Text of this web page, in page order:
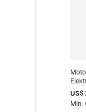
E-
Accu
US$
Min.